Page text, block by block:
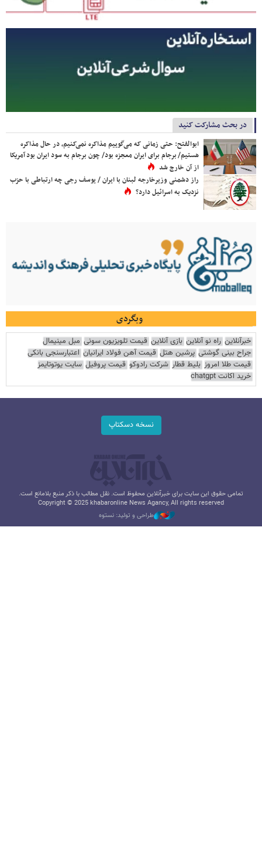
در بحث مشارکت کنید
ابوالفتح: حتی زمانی که می‌گوییم مذاکره نمی‌کنیم، در حال مذاکره
هستیم/ برجام برای ایران معجزه بود/ چون برجام به سود ایران بود آمریکا
از آن خارج شد
راز دشمنی وزیرخارجه لبنان با ایران / یوسف رجی چه ارتباطی با حزب
نزدیک به اسرائیل دارد؟
وبگردی
خبرآنلاین راه نو آنلاین بازی آنلاین قیمت تلویزیون سونی مبل مینیمال
جراح بینی گوشتی پرشین هتل قیمت آهن فولاد ایرانیان اعتبارسنجی بانکی
قیمت طلا امروز بلیط قطار شرکت رادوکو قیمت پروفیل سایت یوتوتایمز
خرید اکانت chatgpt
نسخه دسکتاپ
تمامی حقوق این سایت برای خبرآنلاین محفوظ است. نقل مطالب با ذکر منبع بلامانع است.
Copyright © 2025 khabaronline News Agancy, All rights reserved
طراحی و تولید: نستوه